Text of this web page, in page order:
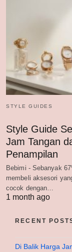
STYLE GUIDES
Style Guide
Jam Tangan
Penampilan
Bebimi - Sebanyak
membeli aksesori
cocok dengan…
1 month ago
RECENT
Di Balik Harga